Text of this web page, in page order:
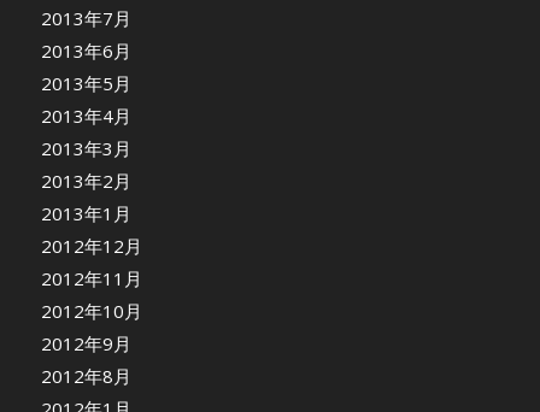
2013年7月
2013年6月
2013年5月
2013年4月
2013年3月
2013年2月
2013年1月
2012年12月
2012年11月
2012年10月
2012年9月
2012年8月